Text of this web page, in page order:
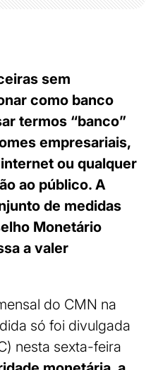
sem
como banco
termos “banco”
empresariais,
ou qualquer
ao público. A
de medidas
Monetário
a valer
do CMN na
só foi divulgada
nesta sexta-feira